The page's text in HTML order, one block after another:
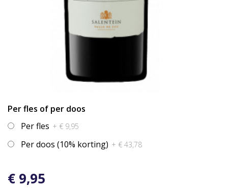
Per fles of per doos
Per fles + € 9,95
Per doos (10% korting) + € 43,78
€ 9,95